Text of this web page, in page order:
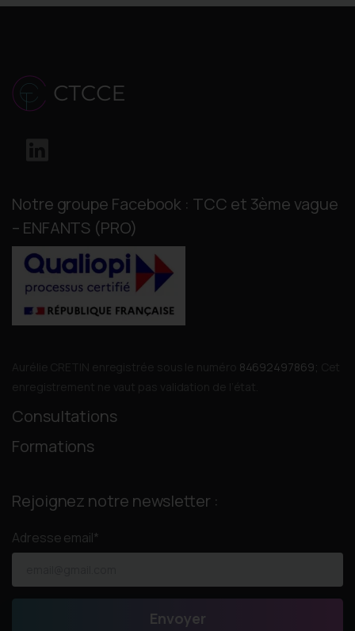
Notre groupe Facebook : TCC et 3ème vague
– ENFANTS (PRO)
84692497869;
Consultations
Formations
Rejoignez notre newsletter :
Adresse email*